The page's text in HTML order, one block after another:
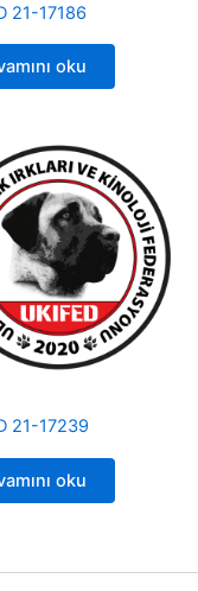
21-17186
oku
21-17239
oku